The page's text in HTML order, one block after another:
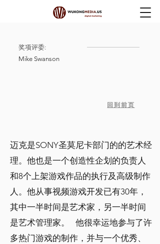
回到前页
奖项评委:
Mike Swanson
迈克是SONY圣莫尼卡部门的的艺术经
理。他也是一个创造性企划的负责人
和8个上架游戏作品的执行及高级制作
人。他从事视频游戏开发已有30年，
其中一半时间是艺术家，另一半时间
是艺术管理家。 他很幸运地参与了许
多热门游戏的制作，并与一个优秀、